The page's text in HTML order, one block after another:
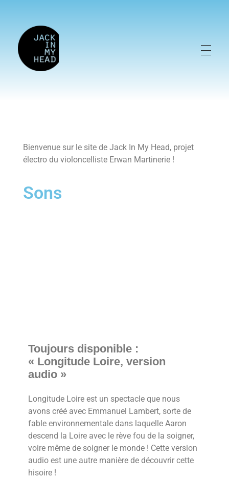
Bienvenue sur le site de Jack In My Head, projet
électro du violoncelliste Erwan Martinerie !
Sons
Toujours disponible :
« Longitude Loire, version
audio »
Longitude Loire est un spectacle que nous
avons créé avec Emmanuel Lambert, sorte de
fable environnementale dans laquelle Aaron
descend la Loire avec le rève fou de la soigner,
voire même de soigner le monde ! Cette version
audio est une autre manière de découvrir cette
hisoire !